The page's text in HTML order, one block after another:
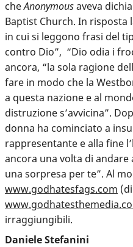
cheAnonymousaveva
Baptist Church. In risposta
in cui si leggono frasi del
contro Dio”, “Dio odia i
ancora, “la sola ragione
fare in modo che la
a questa nazione e al
distruzione s’avvicina”.
donna ha cominciato a
rappresentante e alla fine
ancora una volta di andare
una sorpresa per te”. Al
www.godhatesfags.com
irraggiungibili.
Daniele Stefanini